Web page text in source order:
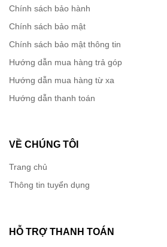
Chính sách bảo hành
Chính sách bảo mật
Chính sách bảo mật thông tin
Hướng dẫn mua hàng trả góp
Hướng dẫn mua hàng từ xa
Hướng dẫn thanh toán
VỀ CHÚNG TÔI
Trang chủ
Thông tin tuyển dụng
HỖ TRỢ THANH TOÁN